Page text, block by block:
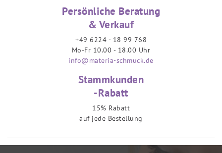
Persönliche Beratung
& Verkauf
+49 6224 - 18 99 768
Mo-Fr 10.00 - 18.00 Uhr
info@materia-schmuck.de
Stammkunden
-Rabatt
15% Rabatt
auf jede Bestellung